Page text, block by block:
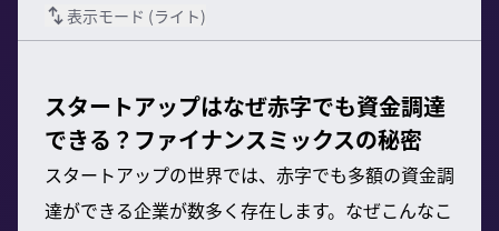
表示モード (ライト)
スタートアップはなぜ赤字でも資金調達
できる？ファイナンスミックスの秘密
スタートアップの世界では、赤字でも多額の資金調
達ができる企業が数多く存在します。なぜこんなこ